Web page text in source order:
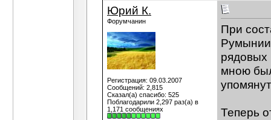
Юрий К.
Форумчанин
Регистрация: 09.03.2007
Сообщений: 2,815
Сказал(а) спасибо: 525
Поблагодарили 2,297 раз(а) в
1,171 сообщениях
При
Румынии
рядовых
мною
Теперь